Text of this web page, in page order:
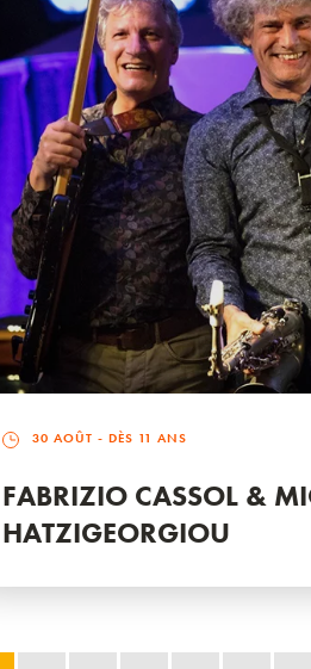
30 AOÛT - DÈS 11 ANS
FABRIZIO CASSOL &
HATZIGEORGIOU